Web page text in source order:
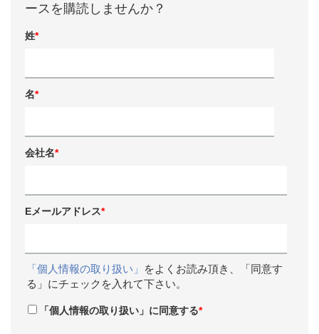
ースを購読しませんか？
姓*
名*
会社名*
Eメールアドレス*
「個人情報の取り扱い」
をよくお読み頂き、「同意す
る」にチェックを入れて下さい。
「個人情報の取り扱い」に同意する*